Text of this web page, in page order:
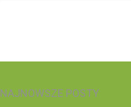
NAJNOWSZE POSTY